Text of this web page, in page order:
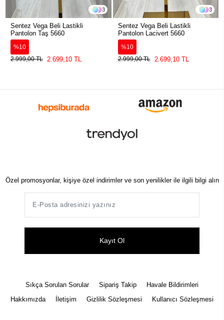
3
Sentez Vega Beli Lastikli
Pantolon Taş 5660
%10
2.999,00 TL
2.699,10 TL
3
Sentez Vega Beli Lastikli
Pantolon Lacivert 5660
%10
2.999,00 TL
2.699,10 TL
Özel promosyonlar, kişiye özel indirimler ve son yenilikler ile ilgili bilgi alın
Kayıt Ol
Sıkça Sorulan Sorular Sipariş Takip
Havale Bildirimleri
Hakkımızda
İletişim Gizlilik Sözleşmesi Kullanıcı Sözleşmesi